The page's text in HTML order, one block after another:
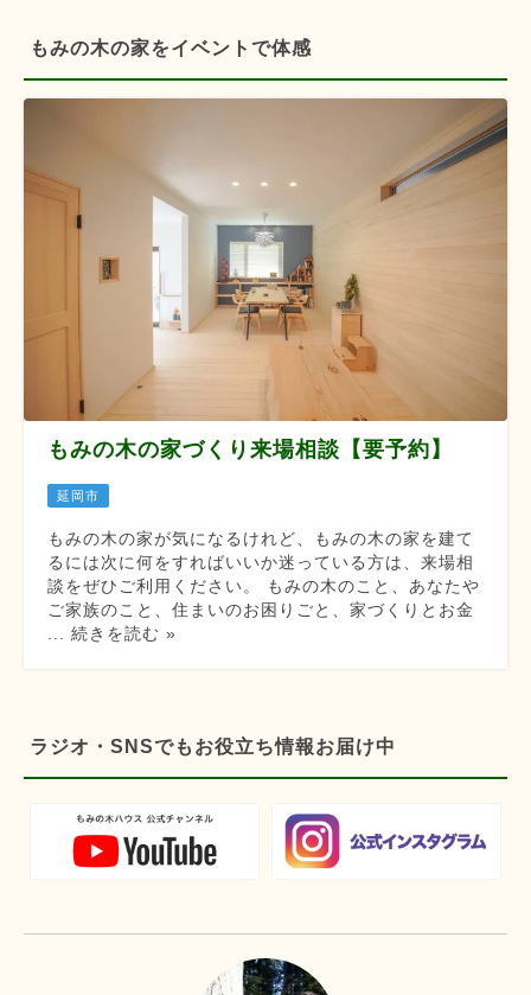
もみの木の家をイベントで体感
もみの木の家づくり来場相談【要予約】
延岡市
もみの木の家が気になるけれど、もみの木の家を建て
るには次に何をすればいいか迷っている方は、来場相
談をぜひご利用ください。 もみの木のこと、あなたや
ご家族のこと、住まいのお困りごと、家づくりとお金
... 続きを読む »
ラジオ・SNSでもお役立ち情報お届け中